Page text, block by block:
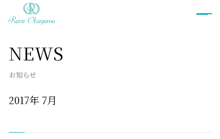
ブライダルフェア
プラン
NEWS
お知らせ
2017年 7月